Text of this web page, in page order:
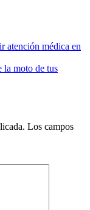
atención médica en
la moto de tus
Los campos